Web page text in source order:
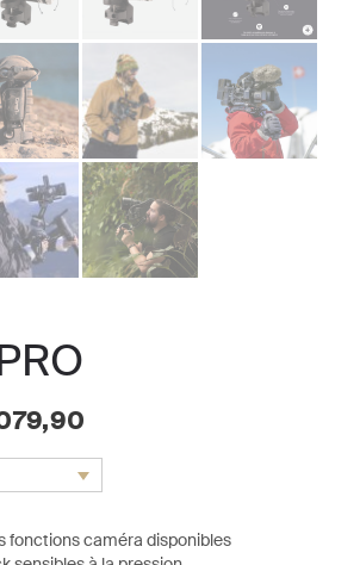
:
prix
actuel
est :
fonctions caméra disponibles